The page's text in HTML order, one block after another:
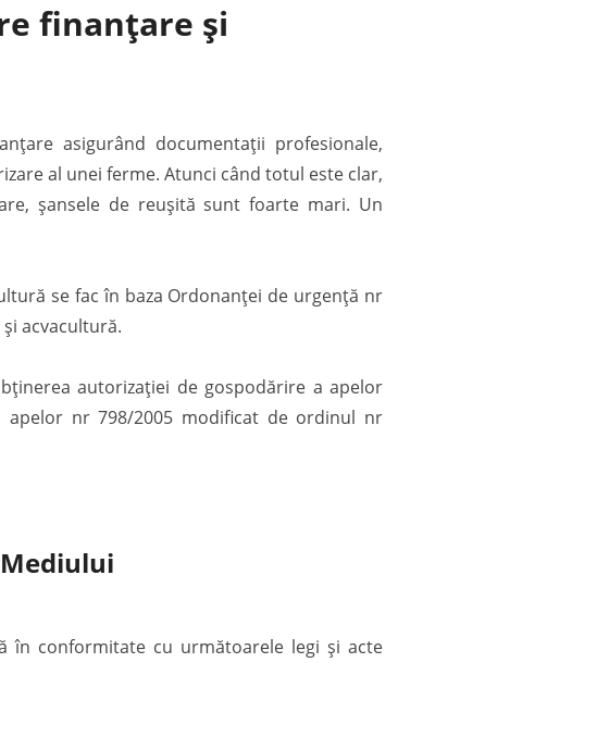
finanțare și
asigurând documentații profesionale,
al unei ferme. Atunci când totul este clar,
șansele de reușită sunt foarte mari. Un
se fac în baza Ordonanței de urgență nr
acvacultură.
autorizației de gospodărire a apelor
nr 798/2005 modificat de ordinul nr
în conformitate cu următoarele legi și acte